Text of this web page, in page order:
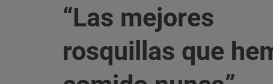
“Las mejores
rosquillas que